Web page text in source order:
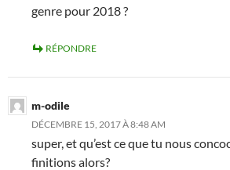
genre pour 2018 ?
RÉPONDRE
m-odile
DÉCEMBRE 15, 2017 À 8:48 AM
super, et qu’est ce que tu nous
finitions alors?